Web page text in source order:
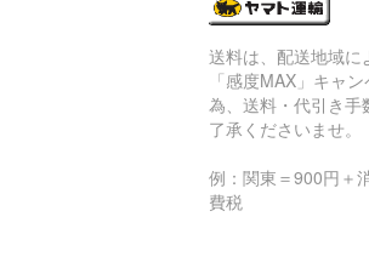
送料は、配送地域に
「感度MAX」キャ
為、送料・代引き
了承くださいませ。
例：関東＝900円＋
費税